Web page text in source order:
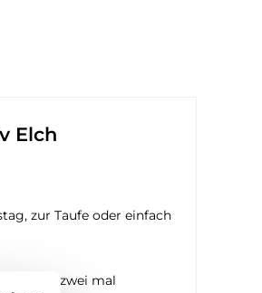
Elch
zur Taufe oder einfach
1 wird zwei mal